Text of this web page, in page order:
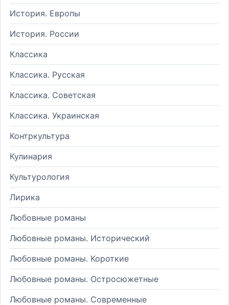
История. Европы
История. России
Классика
Классика. Русская
Классика. Советская
Классика. Украинская
Контркультура
Кулинария
Культурология
Лирика
Любовные романы
Любовные романы. Исторический
Любовные романы. Короткие
Любовные романы. Остросюжетные
Любовные романы. Современные